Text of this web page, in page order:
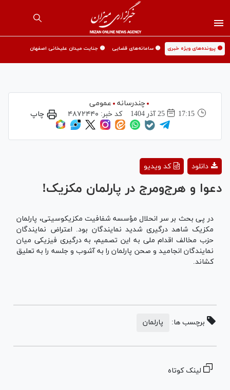
🟡 پرونده‌های ویژه خبری 🟡 سامانه‌های قضایی 🟡 جنایت میدان علیخانی اصفهان
چندرسانه
عمومی
17:15
25 آذر 1404 کد خبر: ۴۸۷۲۴۴۰ چاپ
Video
کد ویدیو دانلود
دعوا و هرج‌ومرج در پارلمان مکزیک!
در پی بحث بر سر انحلال مؤسسه شفافیت مکزیکوسیتی، پارلمان
مکزیک شاهد درگیری شدید نمایندگان بود. اعتراض نمایندگان
حزب مخالف اقدام ملی به این تصمیم، به درگیری فیزیکی میان
نمایندگان انجامید و صحن پارلمان را به آشوب و جلسه را به تعلیق
کشاند.
برچسب ها: پارلمان
لینک کوتاه